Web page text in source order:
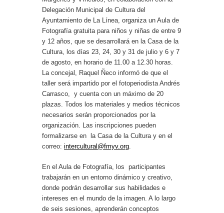
Delegación Municipal de Cultura del
Ayuntamiento de La Línea, organiza un Aula de
Fotografía gratuita para niños y niñas de entre 9
y 12 años, que se desarrollará en la Casa de la
Cultura, los días 23, 24, 30 y 31 de julio y 6 y 7
de agosto, en horario de 11.00 a 12.30 horas.
La concejal, Raquel Ñeco informó de que el
taller será impartido por el fotoperiodista Andrés
Carrasco, y cuenta con un máximo de 20
plazas. Todos los materiales y medios técnicos
necesarios serán proporcionados por la
organización. Las inscripciones pueden
formalizarse en la Casa de la Cultura y en el
correo: intercultural@fmyv.org.
En el Aula de Fotografía, los participantes
trabajarán en un entorno dinámico y creativo,
donde podrán desarrollar sus habilidades e
intereses en el mundo de la imagen. A lo largo
de seis sesiones, aprenderán conceptos